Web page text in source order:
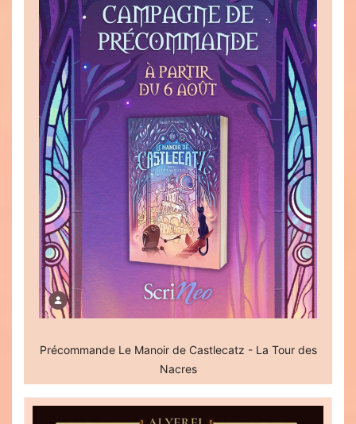
Précommande Le Manoir de Castlecatz - La Tour des
Nacres